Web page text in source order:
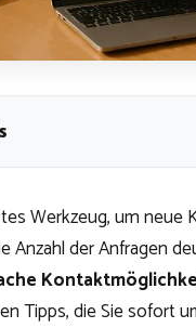
Werkzeug, um neue
Anzahl der Anfragen
Tipps, die Sie sofort